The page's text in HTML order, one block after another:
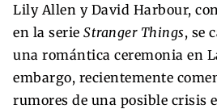
Lily Allen y David Harbour,
en la serie Stranger Things, se
una romántica ceremonia en
embargo, recientemente
rumores de una posible crisis